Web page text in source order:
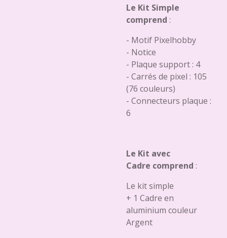
Le Kit Simple
comprend :
- Motif Pixelhobby
- Notice
- Plaque support : 4
- Carrés de pixel : 105
(76 couleurs)
- Connecteurs plaque :
6
Le Kit avec
Cadre comprend :
Le kit simple
+ 1 Cadre en
aluminium couleur
Argent